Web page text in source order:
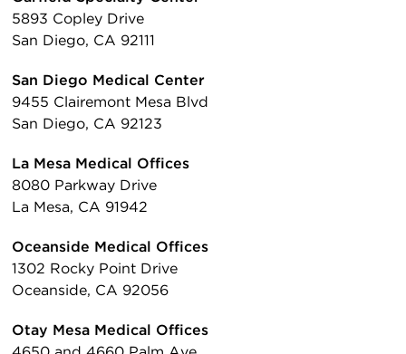
5893 Copley Drive
San Diego, CA 92111
San Diego Medical Center
9455 Clairemont Mesa Blvd
San Diego, CA 92123
La Mesa Medical Offices
8080 Parkway Drive
La Mesa, CA 91942
Oceanside Medical Offices
1302 Rocky Point Drive
Oceanside, CA 92056
Otay Mesa Medical Offices